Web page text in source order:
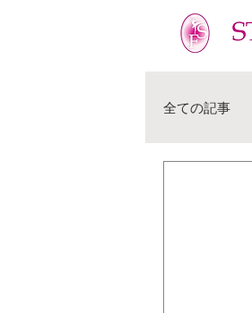
全ての記事